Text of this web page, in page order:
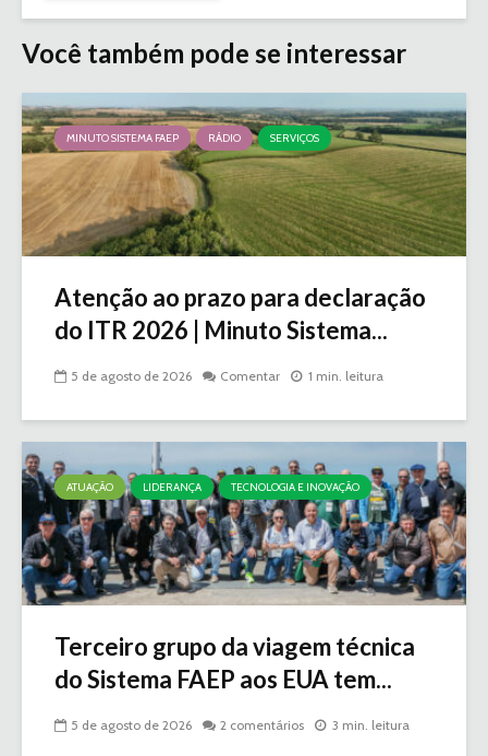
Você também pode se interessar
MINUTO SISTEMA FAEP RÁDIO SERVIÇOS
Atenção ao prazo para declaração
do ITR 2026 | Minuto Sistema...
5 de agosto de 2026 Comentar 1 min. leitura
ATUAÇÃO LIDERANÇA TECNOLOGIA E INOVAÇÃO
Terceiro grupo da viagem técnica
do Sistema FAEP aos EUA tem...
5 de agosto de 2026 2 comentários 3 min. leitura